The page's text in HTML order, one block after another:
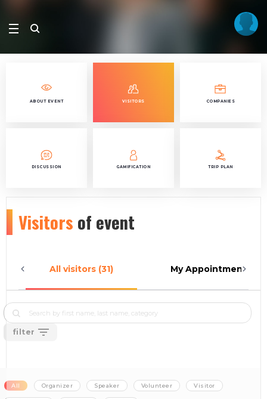
ABOUT EVENT VISITORS COMPANIES
DISCUSSION GAMIFICATION TRIP PLAN
Visitors of event
All visitors (31) My Appointments (0)
filter
All Organizer Speaker Volunteer Visitor